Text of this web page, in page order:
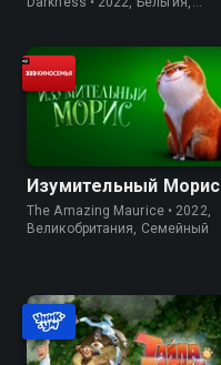
Изумительный Морис
The Amazing Maurice • 2022,
Великобритания, Семейный